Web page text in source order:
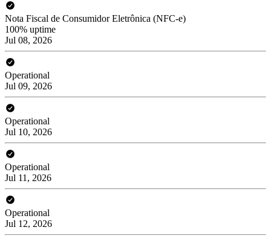
Nota Fiscal de Consumidor Eletrônica (NFC-e)
100% uptime
Jul 08, 2026
Operational
Jul 09, 2026
Operational
Jul 10, 2026
Operational
Jul 11, 2026
Operational
Jul 12, 2026